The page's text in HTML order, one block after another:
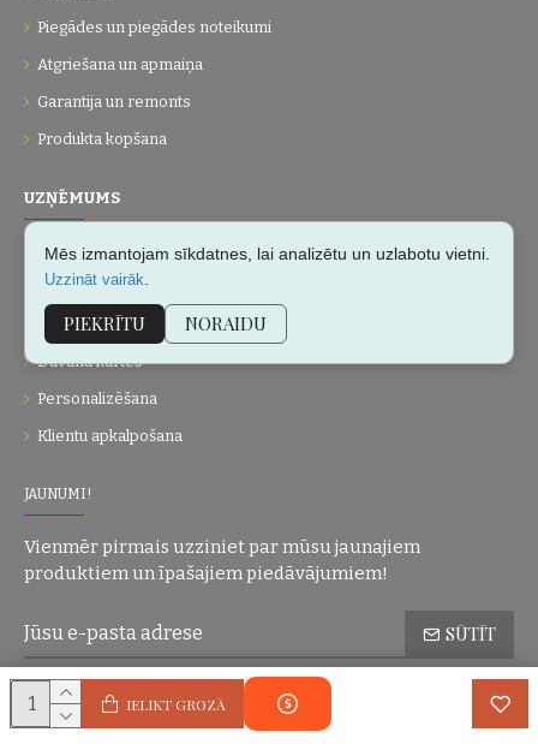
IELIKT GROZĀ
Piegādes un piegādes noteikumi
Atgriešana un apmaiņa
Garantija un remonts
Produkta kopšana
UZŅĒMUMS
Par mums
Kontakti
Vietnes karte
Dāvanu kartes
Personalizēšana
Klientu apkalpošana
JAUNUMI!
Vienmēr pirmais uzziniet par mūsu jaunajiem
produktiem un īpašajiem piedāvājumiem!
SŪTĪT
Esmu iepazinies(-usies) ar sadaļu Konfidencialitātes politika
piekrītu visiem minētajiem noteikumiem
Mēs izmantojam sīkdatnes, lai analizētu un uzlabotu vietni.
Uzzināt vairāk
PIEKRĪTU NORAIDU